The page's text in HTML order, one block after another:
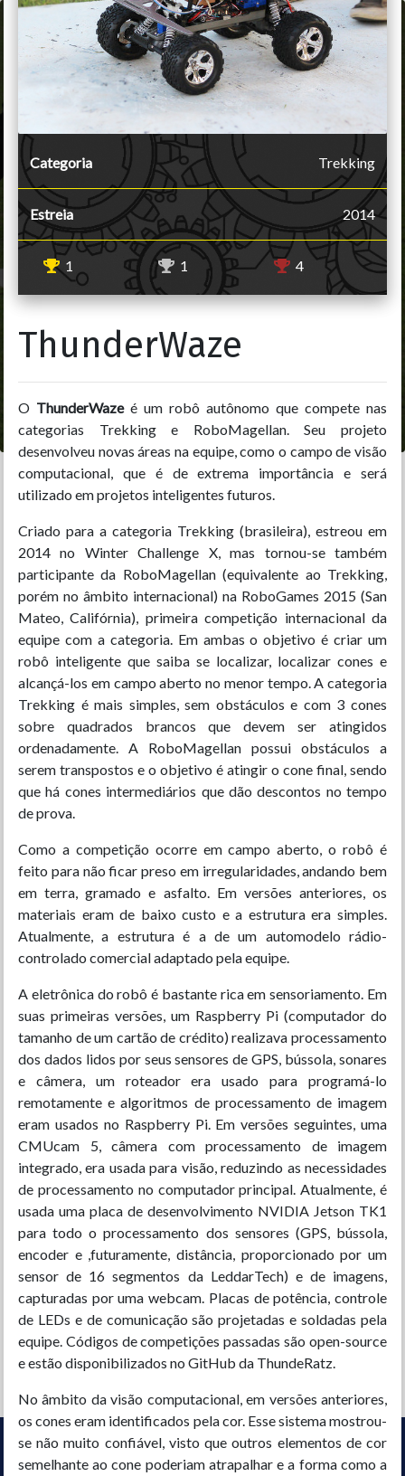
Categoria Trekking
Estreia 2014
1 1 4
ThunderWaze
O ThunderWazeé um robô autônomo que compete nas
categorias Trekking e RoboMagellan. Seu projeto
desenvolveu novas áreas na equipe, como o campo de visão
computacional, que é de extrema importância e será
utilizado em projetos inteligentes futuros.
Criado para a categoria Trekking (brasileira), estreou em
2014 no Winter Challenge X, mas tornou-se também
participante da RoboMagellan (equivalente ao Trekking,
porém no âmbito internacional) na RoboGames 2015 (San
Mateo, Califórnia), primeira competição internacional da
equipe com a categoria. Em ambas o objetivo é criar um
robô inteligente que saiba se localizar, localizar cones e
alcançá-los em campo aberto no menor tempo. A categoria
Trekking é mais simples, sem obstáculos e com 3 cones
sobre quadrados brancos que devem ser atingidos
ordenadamente. A RoboMagellan possui obstáculos a
serem transpostos e o objetivo é atingir o cone final, sendo
que há cones intermediários que dão descontos no tempo
de prova.
Como a competição ocorre em campo aberto, o robô é
feito para não ficar preso em irregularidades, andando bem
em terra, gramado e asfalto. Em versões anteriores, os
materiais eram de baixo custo e a estrutura era simples.
Atualmente, a estrutura é a de um automodelo rádio-
controlado comercial adaptado pela equipe.
A eletrônica do robô é bastante rica em sensoriamento. Em
suas primeiras versões, um Raspberry Pi (computador do
tamanho de um cartão de crédito) realizava processamento
dos dados lidos por seus sensores de GPS, bússola, sonares
e câmera, um roteador era usado para programá-lo
remotamente e algoritmos de processamento de imagem
eram usados no Raspberry Pi. Em versões seguintes, uma
CMUcam 5, câmera com processamento de imagem
integrado, era usada para visão, reduzindo as necessidades
de processamento no computador principal. Atualmente, é
usada uma placa de desenvolvimento NVIDIA Jetson TK1
para todo o processamento dos sensores (GPS, bússola,
encoder e ,futuramente, distância, proporcionado por um
sensor de 16 segmentos da LeddarTech) e de imagens,
capturadas por uma webcam. Placas de potência, controle
de LEDs e de comunicação são projetadas e soldadas pela
equipe. Códigos de competições passadas são open-source
e estão disponibilizados no GitHub da ThundeRatz.
No âmbito da visão computacional, em versões anteriores,
os cones eram identificados pela cor. Esse sistema mostrou-
se não muito confiável, visto que outros elementos de cor
semelhante ao cone poderiam atrapalhar e a forma como a